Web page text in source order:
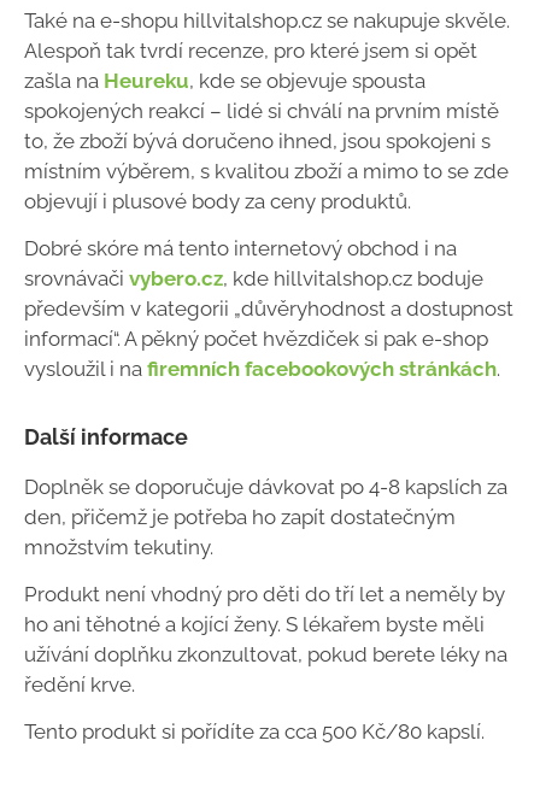
Také na e-shopu hillvitalshop.cz se nakupuje skvěle.
Alespoň tak tvrdí recenze, pro které jsem si opět
zašla na Heureku, kde se objevuje spousta
spokojených reakcí – lidé si chválí na prvním místě
to, že zboží bývá doručeno ihned, jsou spokojeni s
místním výběrem, s kvalitou zboží a mimo to se zde
objevují i plusové body za ceny produktů.
Dobré skóre má tento internetový obchod i na
srovnávači vybero.cz, kde hillvitalshop.cz boduje
především v kategorii „důvěryhodnost a dostupnost
informací“. A pěkný počet hvězdiček si pak e-shop
vysloužil i na firemních facebookových stránkách.
Další informace
Doplněk se doporučuje dávkovat po 4-8 kapslích za
den, přičemž je potřeba ho zapít dostatečným
množstvím tekutiny.
Produkt není vhodný pro děti do tří let a neměly by
ho ani těhotné a kojící ženy. S lékařem byste měli
užívání doplňku zkonzultovat, pokud berete léky na
ředění krve.
Tento produkt si pořídíte za cca 500 Kč/80 kapslí.